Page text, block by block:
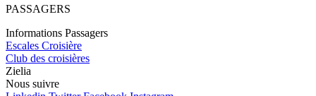
PASSAGERS
Informations Passagers
Escales Croisière
Club des croisières
Zielia
Nous suivre